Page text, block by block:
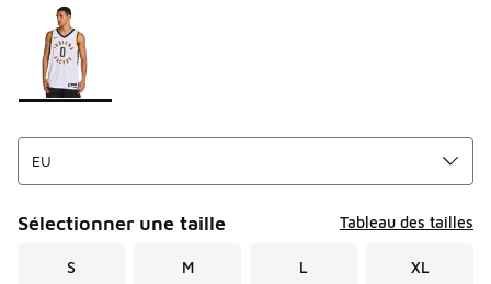
Page 1 sur 1 affichant 1 à 1 des 1 couleurs.
Merci de sélectionner un style
Sélectionner une taille Tableau des tailles
S M L XL